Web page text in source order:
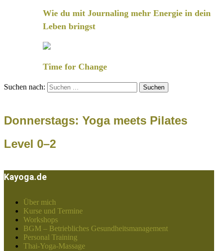
Wie du mit Journaling mehr Energie in dein
Leben bringst
Time for Change
Suchen nach:
Donnerstags: Yoga meets Pilates
Level 0–2
Kayoga.de
Über mich
Kurse und Termine
Workshops
BGM – Betriebliches Gesundheitsmanagement
Personal Training
Thai-Yoga-Massage